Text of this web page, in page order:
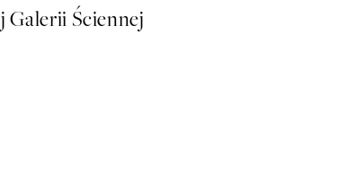
Ściennej